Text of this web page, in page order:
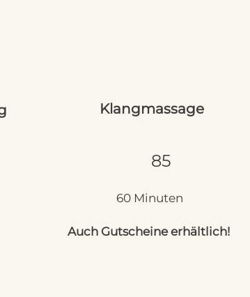
85
60 Minuten
Auch Gutscheine erhältlich!
Klangmassage